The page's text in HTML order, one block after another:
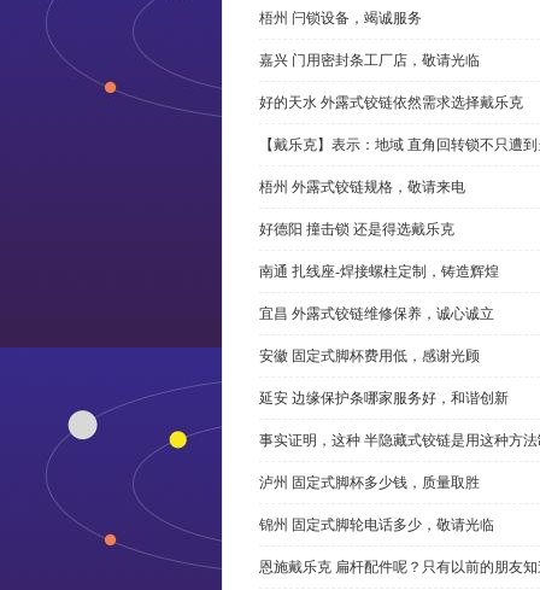
梧州 闩锁设备，竭诚服务
嘉兴 门用密封条工厂店，敬请光临
好的天水 外露式铰链依然需求选择戴乐克
【戴乐克】表示：地域 直角回转锁不只遭
梧州 外露式铰链规格，敬请来电
好德阳 撞击锁 还是得选戴乐克
南通 扎线座-焊接螺柱定制，铸造辉煌
宜昌 外露式铰链维修保养，诚心诚立
安徽 固定式脚杯费用低，感谢光顾
延安 边缘保护条哪家服务好，和谐创新
事实证明，这种 半隐藏式铰链是用这种方
泸州 固定式脚杯多少钱，质量取胜
锦州 固定式脚轮电话多少，敬请光临
恩施戴乐克 扁杆配件呢？只有以前的朋友